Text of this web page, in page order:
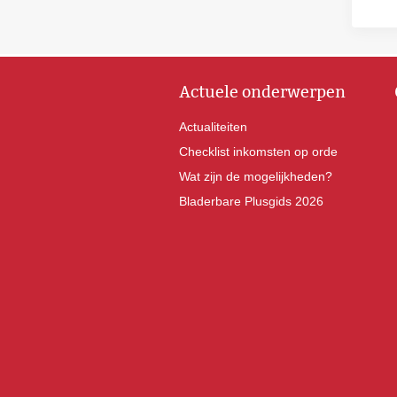
Actuele onderwerpen
Actualiteiten
Checklist inkomsten op orde
Wat zijn de mogelijkheden?
Bladerbare Plusgids 2026